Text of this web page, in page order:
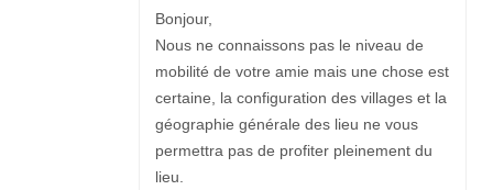
Bonjour,
Nous ne connaissons pas le niveau de
mobilité de votre amie mais une chose est
certaine, la configuration des villages et la
géographie générale des lieu ne vous
permettra pas de profiter pleinement du
lieu.